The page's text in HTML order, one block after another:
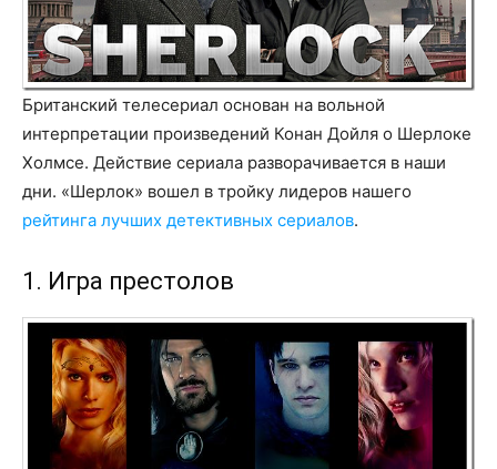
Британский телесериал основан на вольной
интерпретации произведений Конан Дойля о Шерлоке
Холмсе. Действие сериала разворачивается в наши
дни. «Шерлок» вошел в тройку лидеров нашего
рейтинга лучших детективных сериалов.
1. Игра престолов